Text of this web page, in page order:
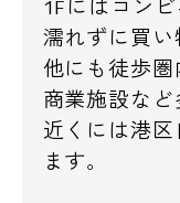
1Fにはコン
濡れずに買い
他にも徒歩
商業施設など
近くには港
ます。